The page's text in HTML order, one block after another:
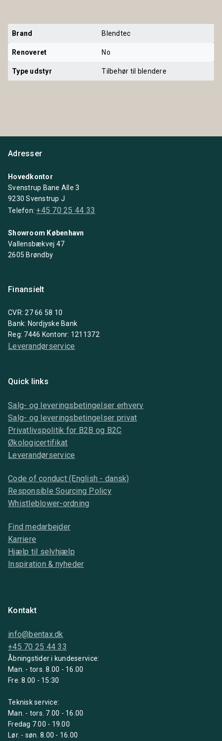
Brand Blendtec
Renoveret No
Type udstyr Tilbehør til blendere
Adresser
Hovedkontor
Svenstrup Bane Alle 3
9230 Svenstrup J
Telefon:+45 70 25 44 33
Showroom København
Vallensbækvej 47
2605 Brøndby
Finansielt
CVR: 27 66 58 10
Bank: Nordjyske Bank
Reg: 7446 Kontonr: 1211372
Leverandørservice
Quick links
Salg- og leveringsbetingelser erhverv
Salg- og leveringsbetingelser privat
Privatlivspolitik for B2B og B2C
Økologicertifikat
Leverandørservice
Code of conduct (English - dansk)
Responsible Sourcing Policy
Whistleblower-ordning
Find medarbejder
Karriere
Hjælp til selvhjælp
Inspiration & nyheder
Kontakt
info@bentax.dk
+45 70 25 44 33
Åbningstider i kundeservice:
Man. - tors. 8.00 - 16.00
Fre. 8.00 - 15:30
Teknisk service:
Man. - tors. 7.00 - 16.00
Fredag 7.00 - 19.00
Lør. - søn. 8.00 - 16.00